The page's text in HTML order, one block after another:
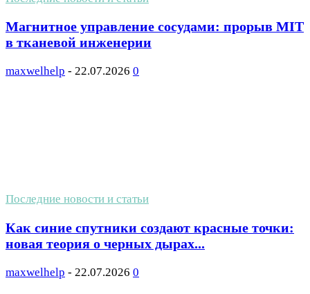
Магнитное управление сосудами: прорыв MIT
в тканевой инженерии
maxwelhelp - 22.07.2026 0
Последние новости и статьи
Как синие спутники создают красные точки:
новая теория о черных дырах...
maxwelhelp - 22.07.2026 0